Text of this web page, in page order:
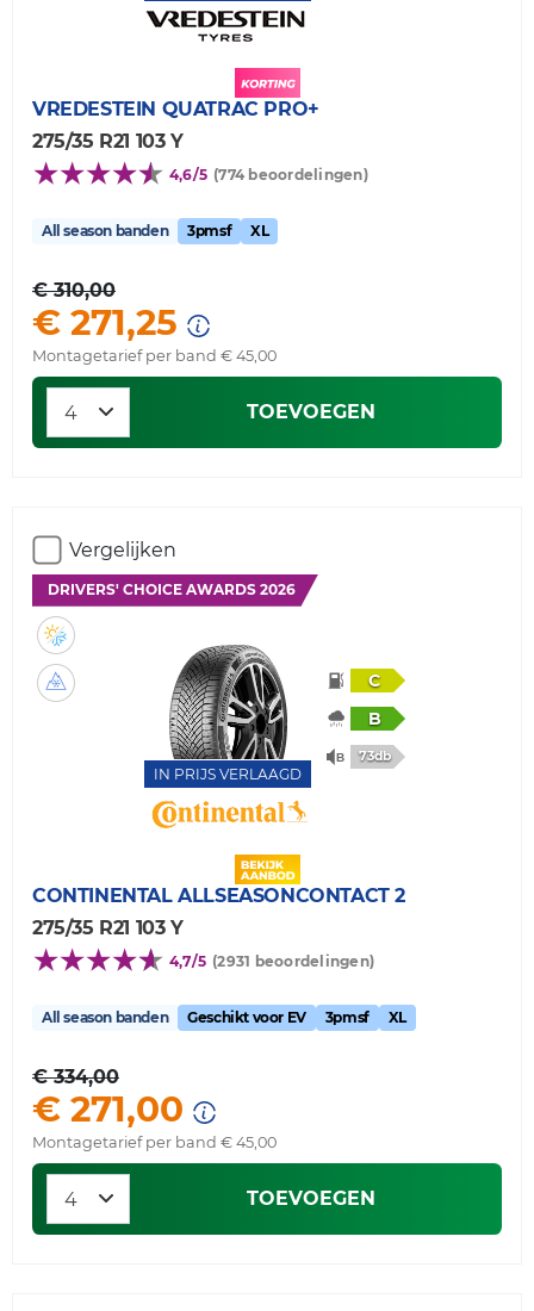
VREDESTEIN QUATRAC PRO+
275/35 R21 103 Y
4,6/5 (774 beoordelingen)
All season banden 3pmsf XL
€ 310,00
€ 271,25
Montagetarief per band € 45,00
TOEVOEGEN
Vergelijken
DRIVERS' CHOICE AWARDS 2026
IN PRIJS VERLAAGD
C
B
73db
CONTINENTAL ALLSEASONCONTACT 2
275/35 R21 103 Y
4,7/5 (2931 beoordelingen)
All season banden Geschikt voor EV 3pmsf XL
€ 334,00
€ 271,00
Montagetarief per band € 45,00
TOEVOEGEN